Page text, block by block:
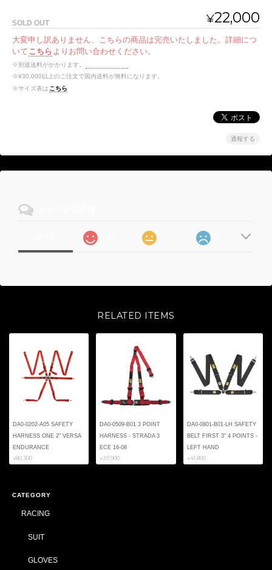
¥22,000
SOLD OUT
大変申し訳ありません、こちらの商品は完売いたしました。詳細につ
いて こちら よりお問い合わせください。
※別途送料がかかります。
※¥30,000以上のご注文で国内送料が無料になります。
※サイズ表は こちら
通報する
RELATED ITEMS
DA0-0202-A05 SAFETY
HARNESS ONE 2" VERSA
ENDURANCE
¥80,300
DA0-0509-B01 3 POINT
HARNESS - STRADA 3
ECE 16-08
¥20,900
DA0-0801-B01-LH SAFETY
BELT FIRST 3" 4 POINTS -
LEFT HAND
¥41,800
CATEGORY
RACING
SUIT
GLOVES